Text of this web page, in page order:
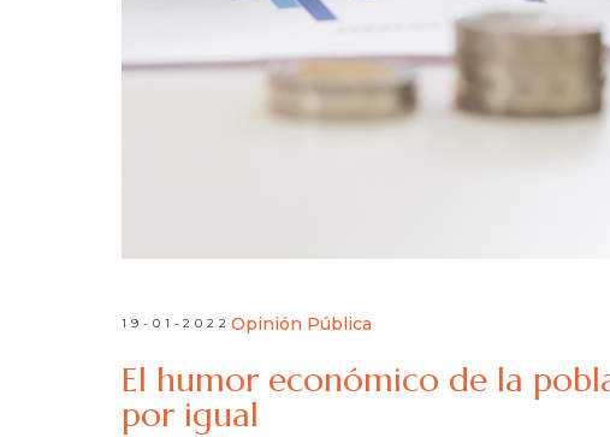
19-01-2022Opinión Pública
El humor económico de la
por igual